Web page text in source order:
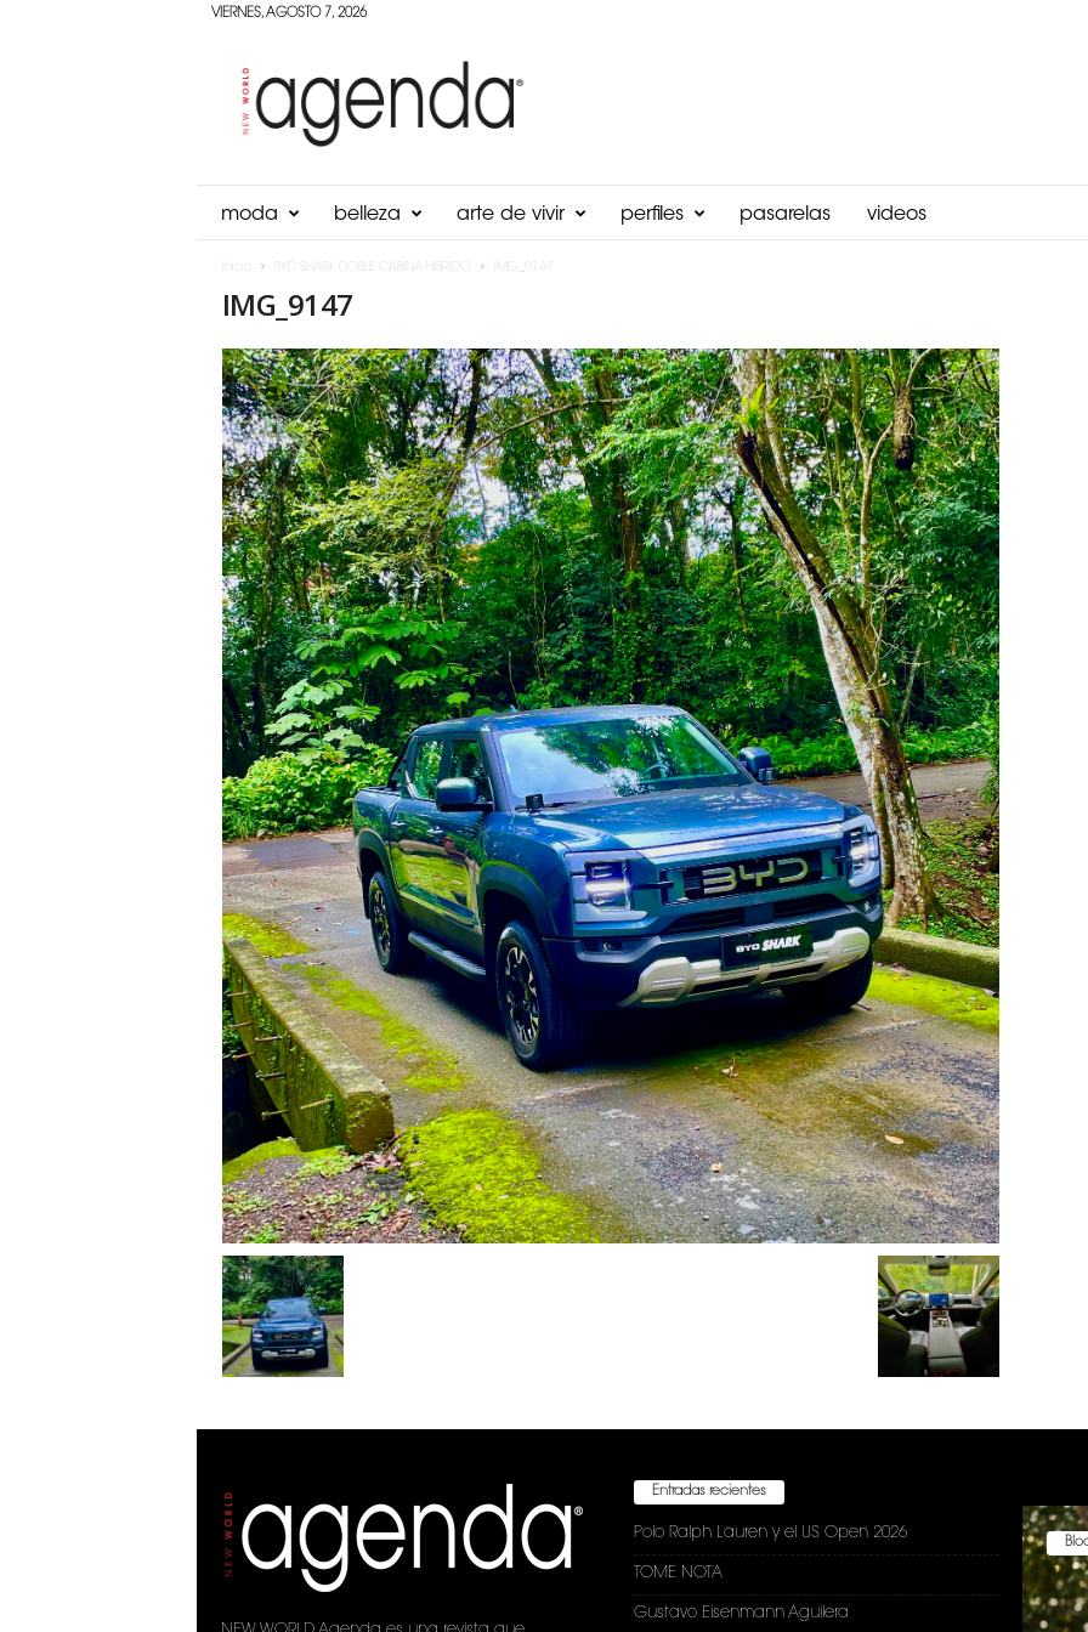
VIERNES, AGOSTO 7, 2026
Panama
moda belleza arte de vivir perfiles pasarelas videos
BYD SHARK DOBLE CABINA HIBRIDO IMG_9147
IMG_9147
Entradas recientes
Polo Ralph Lauren y el US Open 2026
TOME NOTA
Gustavo Eisenmann Aguilera